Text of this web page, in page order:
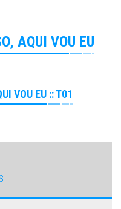
AQUI VOU EU
VOU EU :: T01